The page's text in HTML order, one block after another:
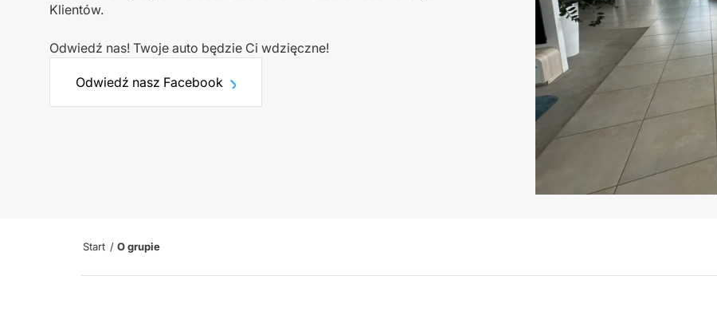
Klientów.
Odwiedź nas! Twoje auto będzie Ci wdzięczne!
Odwiedź nasz Facebook
Start / O grupie